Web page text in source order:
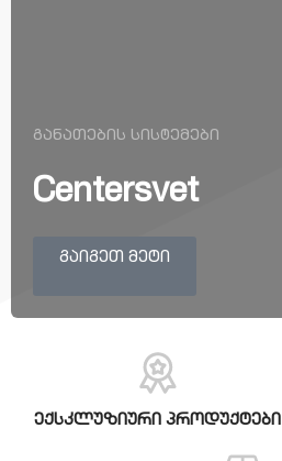
ᲒᲐᲜᲐᲗᲔᲑᲘᲡ ᲡᲘᲡᲢᲔᲛᲔᲑᲘ
Centersvet
ᲒᲐᲘᲒᲔᲗ ᲛᲔᲢᲘ
ექსკლუზიური პროდუქტები